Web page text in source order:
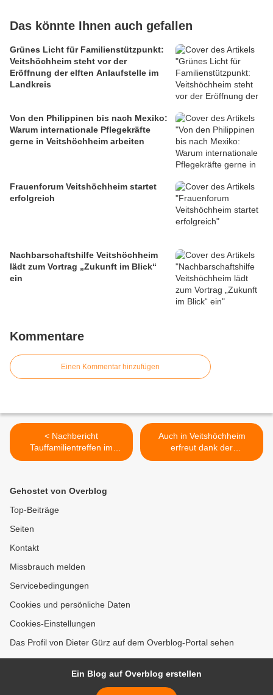
Das könnte Ihnen auch gefallen
Grünes Licht für Familienstützpunkt:
Veitshöchheim steht vor der
Eröffnung der elften Anlaufstelle im
Landkreis
Von den Philippinen bis nach Mexiko:
Warum internationale Pflegekräfte
gerne in Veitshöchheim arbeiten
Frauenforum Veitshöchheim startet
erfolgreich
Nachbarschaftshilfe Veitshöchheim
lädt zum Vortrag „Zukunft im Blick“
ein
Kommentare
Einen Kommentar hinzufügen
< Nachbericht
Tauffamilientreffen im
Kuratiepfarrzentrum
Auch in Veitshöchheim
erfreut dank der
Kolpingsfamilie wieder ein
Gehostet von Overblog
Top-Beiträge
Seiten
Kontakt
Missbrauch melden
Servicebedingungen
Cookies und persönliche Daten
Cookies-Einstellungen
Das Profil von Dieter Gürz auf dem Overblog-Portal sehen
Ein Blog auf Overblog erstellen